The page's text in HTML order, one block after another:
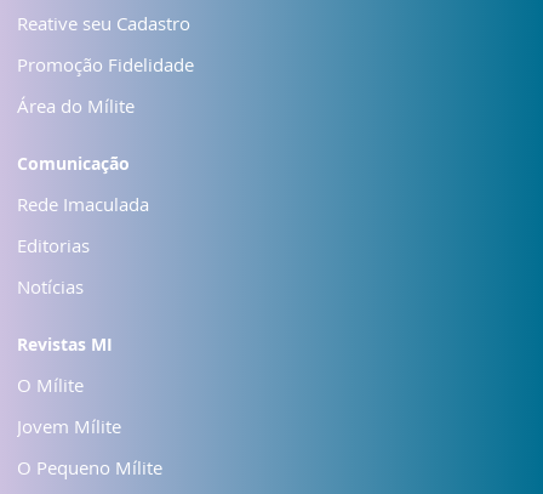
Reative seu Cadastro
Promoção Fidelidade
Área do Mílite
Comunicação
Rede Imaculada
Editorias
Notícias
Revistas MI
O Mílite
Jovem Mílite
O Pequeno Mílite